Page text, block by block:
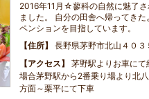
2016年11月☆蓼科の自然に魅了
ました。 自分の田舎へ帰ってき
ペンションを目指しています。
住所
長野県茅野市北山４０３
アクセス
茅野駅よりお車に
場合茅野駅から2番乗り場より北
方面～栗平にて下車